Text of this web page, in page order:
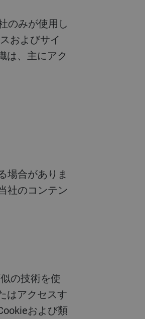
およびサイ
は、主にアク
社のコンテン
はアクセスす
および類